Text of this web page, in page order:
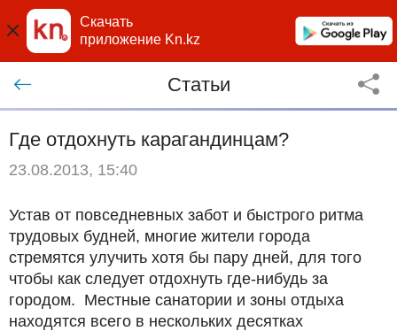
Скачать
приложение Kn.kz
Статьи
Где отдохнуть карагандинцам?
23.08.2013, 15:40
Устав от повседневных забот и быстрого ритма
трудовых будней, многие жители города
стремятся улучить хотя бы пару дней, для того
чтобы как следует отдохнуть где-нибудь за
городом. Местные санатории и зоны отдыха
находятся всего в нескольких десятках